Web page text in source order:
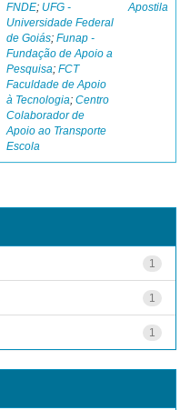
FNDE; UFG -
Universidade Federal
de Goiás; Funap -
Fundação de Apoio a
Pesquisa; FCT
Faculdade de Apoio
à Tecnologia; Centro
Colaborador de
Apoio ao Transporte
Escola
Apostila
1
1
1